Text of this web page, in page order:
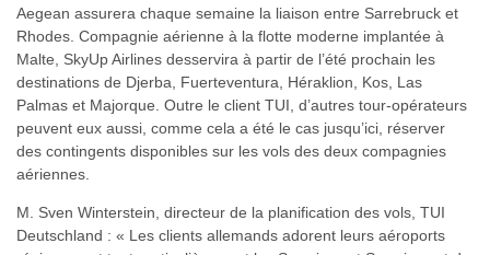
Aegean assurera chaque semaine la liaison entre Sarrebruck et
Rhodes. Compagnie aérienne à la flotte moderne implantée à
Malte, SkyUp Airlines desservira à partir de l’été prochain les
destinations de Djerba, Fuerteventura, Héraklion, Kos, Las
Palmas et Majorque. Outre le client TUI, d’autres tour-opérateurs
peuvent eux aussi, comme cela a été le cas jusqu’ici, réserver
des contingents disponibles sur les vols des deux compagnies
aériennes.
M. Sven Winterstein, directeur de la planification des vols, TUI
Deutschland : « Les clients allemands adorent leurs aéroports